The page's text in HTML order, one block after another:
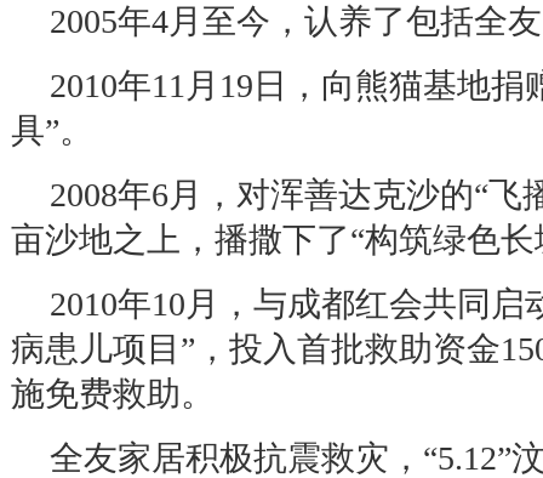
2005年4月至今，认养了包括全
2010年11 月 19 日，向熊猫基地捐
具”。
2008年6月，对浑善达克沙的“飞
亩沙地之上，播撒下了“构筑绿色
2010年10月，与成都红会共同启
病患儿项目 ” ，投入首批救助资金
施免费救助。
全友家居积极抗震救灾， “5.12”